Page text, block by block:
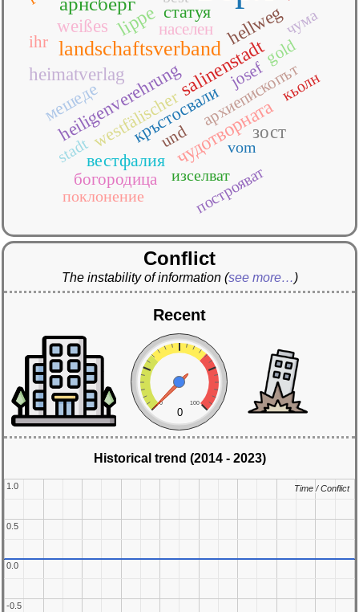
landschaftsverband
lippe
salinenstadt
чудотворната
heiligenverehrung
heimatverlag
hellweg
weißes
зост
westfälischer
вестфалия
кръстосвали
мешеде
статуя
gold
ihr
josef
und
архиепископът
богородица
населен
stadt vom
изселват
кьолн
поклонение построяват
чума
Conflict
The instability of information (see more…)
Recent
0 100
0
Historical trend (2014 - 2023)
-0.5
-0.5
0.0
0.0
0.5
0.5
1.0
1.0 Time / Conflict
Time / Conflict